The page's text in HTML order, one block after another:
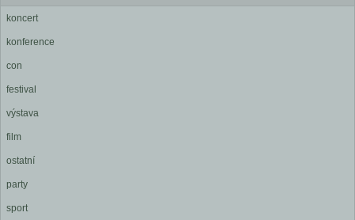
koncert
konference
con
festival
výstava
film
ostatní
party
sport